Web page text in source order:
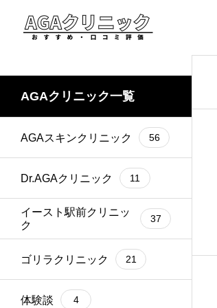
AGAクリニック一覧
AGAスキンクリニック 56
Dr.AGAクリニック 11
イースト駅前クリニッ
ク
37
ゴリラクリニック 21
体験談 4